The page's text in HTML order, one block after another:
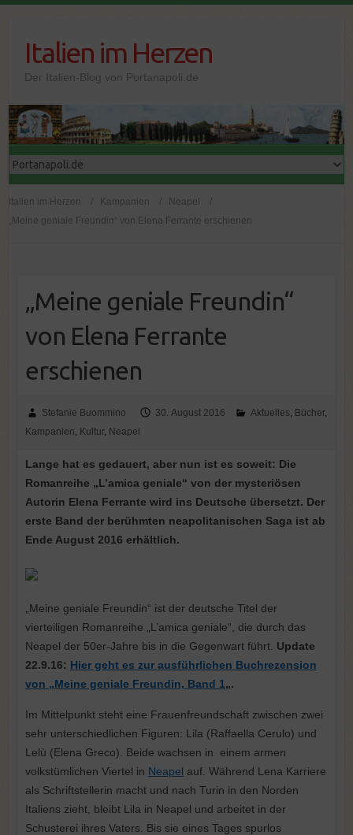
contentItalien im Herzen
Der Italien-Blog von Portanapoli.de
Italien im Herzen Kampanien
Neapel
„Meine geniale Freundin“ von Elena Ferrante erschienen
„Meine geniale Freundin“
von Elena Ferrante
erschienen
Stefanie Buommino 30. August 2016 Aktuelles, Bücher,
Kampanien, Kultur, Neapel
Lange hat es gedauert, aber nun ist es soweit: Die
Romanreihe „L’amica geniale“ von der mysteriösen
Autorin Elena Ferrante wird ins Deutsche übersetzt. Der
erste Band der berühmten neapolitanischen Saga ist ab
Ende August 2016 erhältlich.
„Meine geniale Freundin“ ist der deutsche Titel der
vierteiligen Romanreihe „L’amica geniale“, die durch das
Neapel der 50er-Jahre bis in die Gegenwart führt. Update
22.9.16: Hier geht es zur ausführlichen Buchrezension
von „Meine geniale Freundin, Band 1„.
Im Mittelpunkt steht eine Frauenfreundschaft zwischen zwei
sehr unterschiedlichen Figuren: Lila (Raffaella Cerulo) und
Lelù (Elena Greco). Beide wachsen in einem armen
volkstümlichen Viertel in Neapel auf. Während Lena Karriere
als Schriftstellerin macht und nach Turin in den Norden
Italiens zieht, bleibt Lila in Neapel und arbeitet in der
Schusterei ihres Vaters. Bis sie eines Tages spurlos